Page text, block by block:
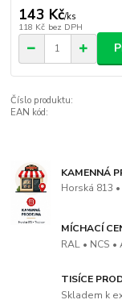
143 Kč/ks
118 Kč bez DPH
Číslo produktu:
EAN kód:
KAMENNÁ
Horská 813
MÍCHACÍ
RAL • NCS
TISÍCE
Skladem k